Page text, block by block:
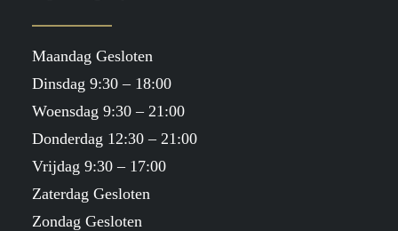
Maandag Gesloten
Dinsdag 9:30 – 18:00
Woensdag 9:30 – 21:00
Donderdag 12:30 – 21:00
Vrijdag 9:30 – 17:00
Zaterdag Gesloten
Zondag Gesloten